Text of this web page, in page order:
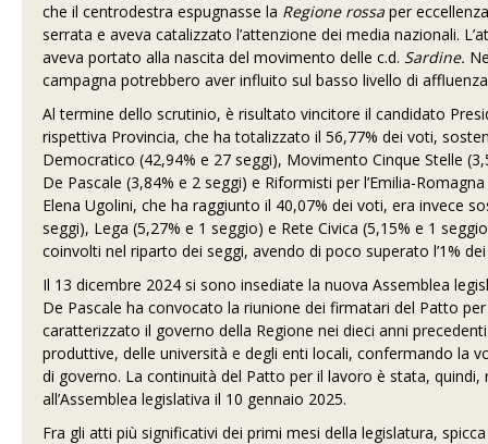
che il centrodestra espugnasse la Regione rossaper
serrata e aveva catalizzato l’attenzione dei media nazionali.
aveva portato alla nascita del movimento delle c.d. Sardine.
campagna potrebbero aver influito sul basso livello di
Al termine dello scrutinio, è risultato vincitore il candidato
rispettiva Provincia, che ha totalizzato il 56,77% dei voti,
Democratico (42,94% e 27 seggi), Movimento Cinque Stelle
De Pascale (3,84% e 2 seggi) e Riformisti per l’Emilia-
Elena Ugolini, che ha raggiunto il 40,07% dei voti, era invece
seggi), Lega (5,27% e 1 seggio) e Rete Civica (5,15% e 1
coinvolti nel riparto dei seggi, avendo di poco superato l’1%
Il 13 dicembre 2024 si sono insediate la nuova Assemblea
De Pascale ha convocato la riunione dei firmatari del Patto
caratterizzato il governo della Regione nei dieci anni
produttive, delle università e degli enti locali, confermando la
di governo. La continuità del Patto per il lavoro è stata,
all’Assemblea legislativa il 10 gennaio 2025.
Fra gli atti più significativi dei primi mesi della legislatura,